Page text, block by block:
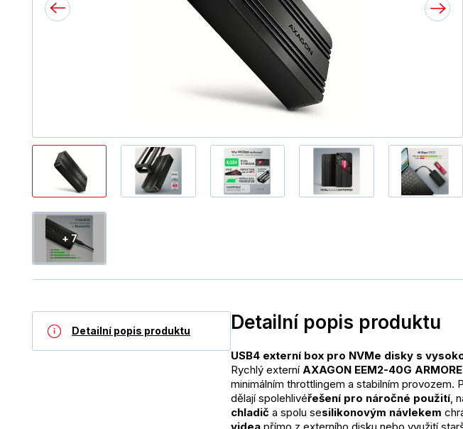
+ 7
Detailní popis produktu Detailní popis produktu
USB4 externí box pro NVMe disky s
Rychlý externí AXAGON EEM2-40G
minimálním throttlingem a stabilním provozem.
dělají spolehlivéřešení pro náročné použití ,
chladič a spolu sesilikonovým návlekem
videa přímo z externího disku nebo využití